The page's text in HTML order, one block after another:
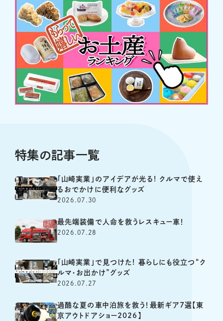
特集の記事一覧
「山崎実業」のアイデアが光る! クルマで使え
るおでかけに便利なグッズ
2026.07.30
最先端装備で人命を救うレスキュー車！
2026.07.28
「山崎実業」で見つけた! 暮らしにも役立つ“ク
ルマ・お出かけ”グッズ
2026.07.27
過酷な夏の車中泊旅を救う！最新ギア7選【東
京アウトドアショー2026】